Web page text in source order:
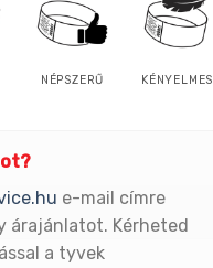
NÉPSZERŰ KÉNYELMES
e-mail címre
árajánlatot. Kérheted
a tyvek